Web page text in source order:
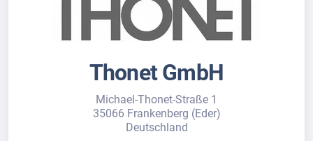
Thonet GmbH
Michael-Thonet-Straße 1
35066 Frankenberg (Eder)
Deutschland